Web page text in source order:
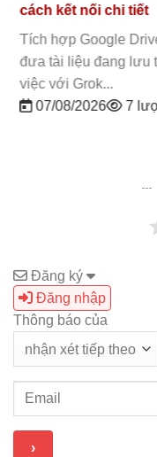
cách kết nối chi tiết
Tích hợp Google
đưa tài liệu đang lưu
việc với Grok...
07/08/2026
7
Đăng ký
Đăng nhập
Thông báo của